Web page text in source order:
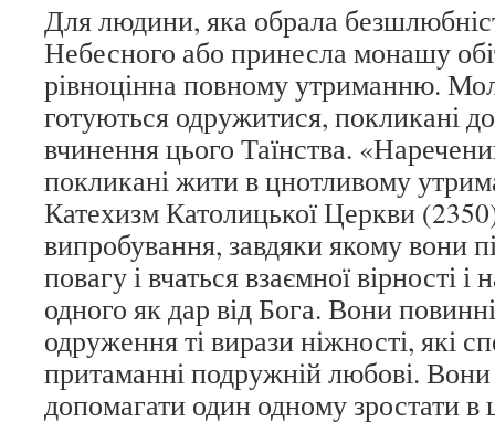
Для людини, яка обрала
Небесного або принесла монашу
рівноцінна повному утриманню.
готуються одружитися, покликані
вчинення цього Таїнства.
покликані жити в цнотливому
Катехизм Католицької Церкви
випробування, завдяки якому вони
повагу і вчаться взаємної вірності і
одного як дар від Бога. Вони
одруження ті вирази ніжності, які
притаманні подружній любові.
допомагати один одному зростати в